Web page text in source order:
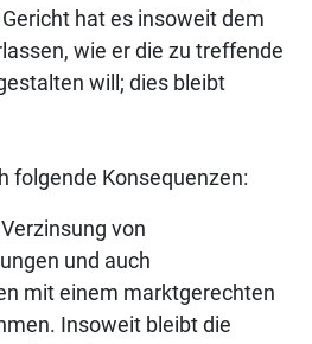
hat es insoweit dem
wie er die zu treffende
will; dies bleibt
folgende Konsequenzen:
von
und auch
mit einem marktgerechten
Insoweit bleibt die